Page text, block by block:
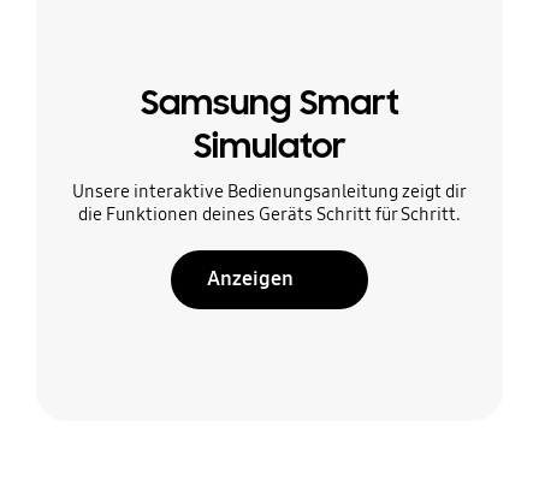
Samsung Smart
Simulator
Unsere interaktive Bedienungsanleitung zeigt dir
die Funktionen deines Geräts Schritt für Schritt.
Anzeigen